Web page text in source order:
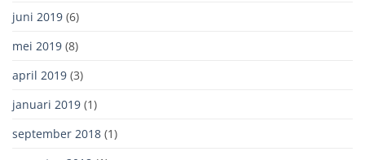
juni 2019 (6)
mei 2019 (8)
april 2019 (3)
januari 2019 (1)
september 2018 (1)